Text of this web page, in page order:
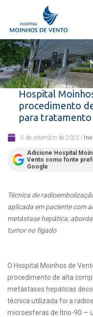
Hospital
procedimento
para tratamento
5 de setembro de 2025 |
Adicione Hospital
Vento como fonte
Google
Técnica de
aplicada em paciente com
metástase hepática;
tumor no fígado
O Hospital Moinhos de
procedimento de alta
metástases hepáticas
técnica utilizada foi a
microesferas de Ítrio-90 —